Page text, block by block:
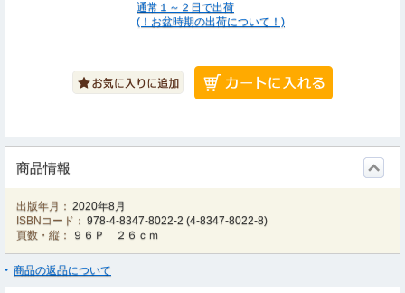
通常１～２日で出荷
(！お盆時期の出荷について！)
商品情報
出版年月： 2020年8月
ISBNコード： 978-4-8347-8022-2 (4-8347-8022-8)
頁数・縦：
９６Ｐ ２６ｃｍ
商品の返品について